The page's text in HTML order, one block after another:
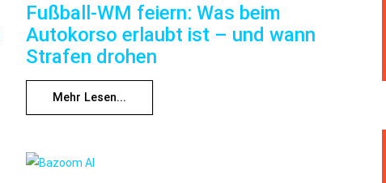
Fußball-WM feiern: Was beim
Autokorso erlaubt ist – und wann
Strafen drohen
Mehr Lesen...